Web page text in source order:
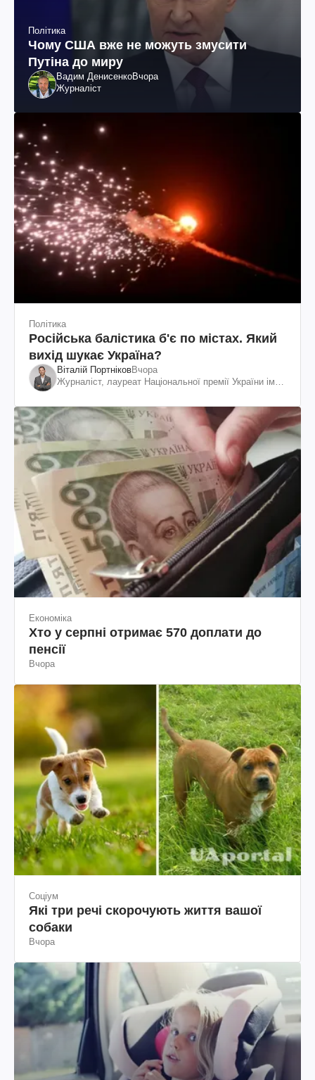
Політика
Чому США вже не можуть змусити
Путіна до миру
Вадим ДенисенкоВчора
Журналіст
Політика
Російська балістика б'є по містах. Який
вихід шукає Україна?
Віталій ПортніковВчора
Журналіст, лауреат Національної премії України ім.
Економіка
Хто у серпні отримає 570 доплати до
пенсії
Вчора
Соціум
Які три речі скорочують життя вашої
собаки
Вчора